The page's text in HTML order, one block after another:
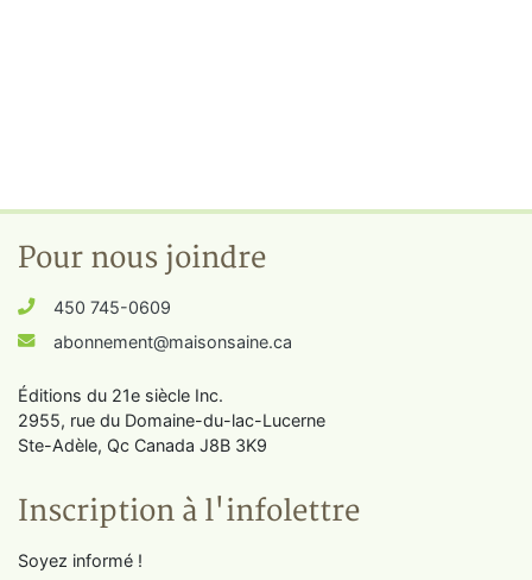
Pour nous joindre
450 745-0609
abonnement@maisonsaine.ca
Éditions du 21e siècle Inc.
2955, rue du Domaine-du-lac-Lucerne
Ste-Adèle, Qc Canada J8B 3K9
Inscription à l'infolettre
Soyez informé !